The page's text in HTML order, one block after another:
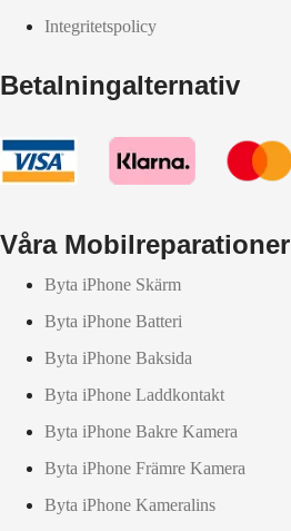
Integritetspolicy
Betalningalternativ
Våra Mobilreparationer
Byta iPhone Skärm
Byta iPhone Batteri
Byta iPhone Baksida
Byta iPhone Laddkontakt
Byta iPhone Bakre Kamera
Byta iPhone Främre Kamera
Byta iPhone Kameralins